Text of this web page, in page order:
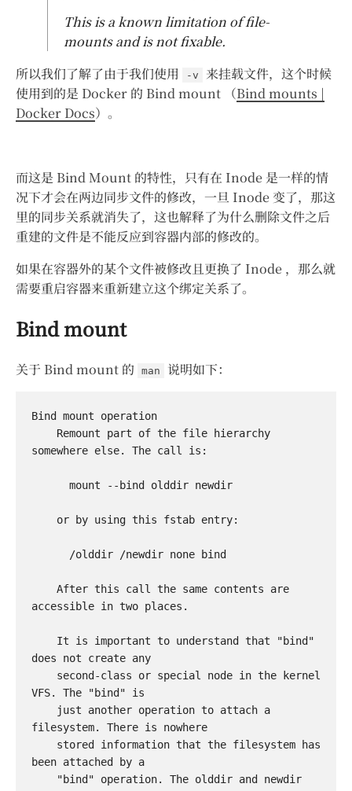
This is a known limitation of file-
mounts and is not fixable.
所以我们了解了由于我们使用
-v
来挂载文件，这个时候
使用到的是 Docker 的 Bind mount （Bind mounts |
Docker Docs）。
而这是 Bind Mount 的特性，只有在 Inode 是一样的情
况下才会在两边同步文件的修改，一旦 Inode 变了，那这
里的同步关系就消失了，这也解释了为什么删除文件之后
重建的文件是不能反应到容器内部的修改的。
如果在容器外的某个文件被修改且更换了 Inode ，那么就
需要重启容器来重新建立这个绑定关系了。
Bind mount
关于 Bind mount 的 man 说明如下：
Bind mount operation
somewhere else. The call is:
accessible in two places.
does not create any
VFS. The "bind" is
filesystem. There is nowhere
been attached by a